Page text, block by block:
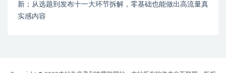
新；从选题到发布十一大环节拆解，零基础也能做出高流量真
实感内容